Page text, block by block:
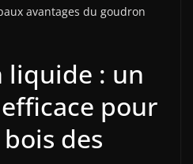
avantages du goudron
liquide : un
pour
des